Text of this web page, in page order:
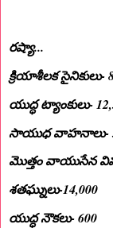
రష్యా...
క్రియాశీలక సైనికులు-
యుద్ధ ట్యాంకులు-
సాయుధ వాహనాలు-
మొత్తం వాయుసేన
శతఘ్నులు-14,000
యుద్ధ నౌకలు- 600